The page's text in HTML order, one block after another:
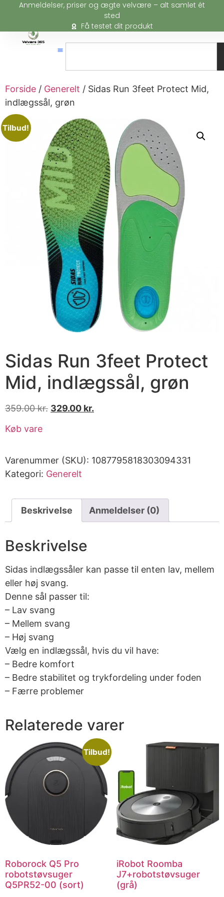
Anmeldelser, priser og ægte velvære – alt samlet ét
sted
Få testet dit produkt
Forside / Generelt / Sidas Run 3feet Protect Mid,
indlægssål, grøn
Tilbud!
Sidas Run 3feet Protect
Mid, indlægssål, grøn
359.00kr. 329.00 kr.
Køb vare
Varenummer (SKU): 1087795818303094331
Kategori: Generelt
Beskrivelse Anmeldelser (0)
Beskrivelse
Sidas indlægssåler kan passe til enten lav, mellem
eller høj svang.
Denne sål passer til:
– Lav svang
– Mellem svang
– Høj svang
Vælg en indlægssål, hvis du vil have:
– Bedre komfort
– Bedre stabilitet og trykfordeling under foden
– Færre problemer
Relaterede varer
Tilbud!
Roborock Q5 Pro
robotstøvsuger
Q5PR52-00 (sort)
iRobot Roomba
J7+robotstøvsuger
(grå)